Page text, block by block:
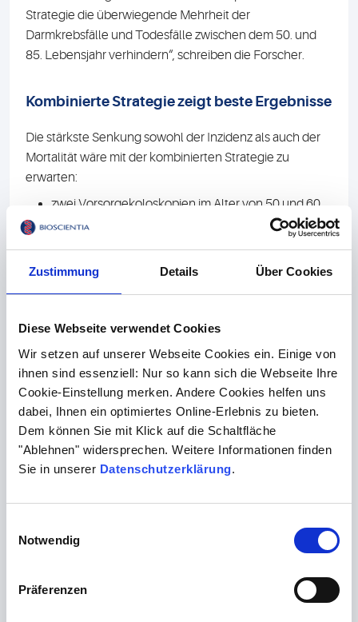
Zustimmung Details Über Cookies
Diese Webseite verwendet Cookies
Wir setzen auf unserer Webseite Cookies ein. Einige von
ihnen sind essenziell: Nur so kann sich die Webseite Ihre
Cookie-Einstellung merken. Andere Cookies helfen uns
dabei, Ihnen ein optimiertes Online-Erlebnis zu bieten.
Dem können Sie mit Klick auf die Schaltfläche
"Ablehnen" widersprechen. Weitere Informationen finden
Sie in unserer Datenschutzerklärung.
Notwendig
Präferenzen
Strategie die überwiegende Mehrheit der
Darmkrebsfälle und Todesfälle zwischen dem 50. und
85. Lebensjahr verhindern“, schreiben die Forscher.
Kombinierte Strategie zeigt beste Ergebnisse
Die stärkste Senkung sowohl der Inzidenz als auch der
Mortalität wäre mit der kombinierten Strategie zu
erwarten:
zwei Vorsorgekoloskopien im Alter von 50 und 60
Jahren
gefolgt von FITs im Alter von 70, 72 und 74 Jahren
Das sei „eine im Rahmen des aktuellen
gleichwohl in den Leitlinien keine explizite Empfehlung
Eine Information für Patienten zu den
Früherkennungsmaßnahmen in der Darmkrebsvorsorge
steht unseren Einsendern im Marketing-Shop zur
Verfügung (BR 008). Oder fragen Sie gerne Ihre
Praxisbetreuung.
Zurück
Datenschutzbeschwerden vermeiden – Patienten richtig